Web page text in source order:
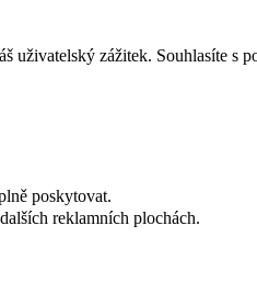
uživatelský zážitek. Souhlasíte s
poskytovat.
reklamních plochách.